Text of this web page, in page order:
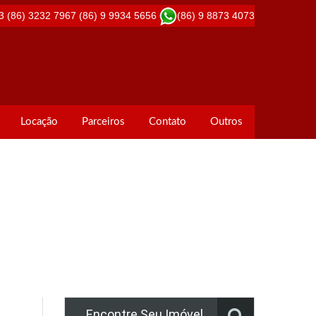
(86) 3232 7967 (86) 9 9934 5656 (86) 9 8873 4073
Locação Parceiros Contato Outros